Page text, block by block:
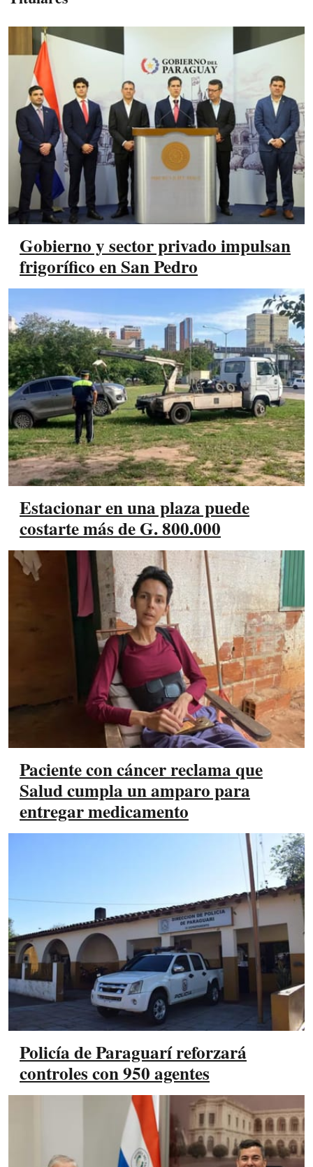
Gobierno y sector privado impulsan
frigorífico en San Pedro
Estacionar en una plaza puede
costarte más de G. 800.000
Paciente con cáncer reclama que
Salud cumpla un amparo para
entregar medicamento
Policía de Paraguarí reforzará
controles con 950 agentes